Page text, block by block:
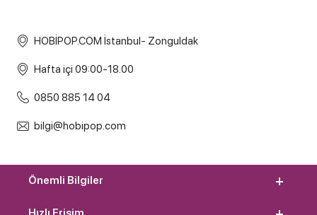
HOBİPOP.COM İstanbul- Zonguldak
Hafta içi 09:00-18.00
0850 885 14 04
bilgi@hobipop.com
Önemli Bilgiler